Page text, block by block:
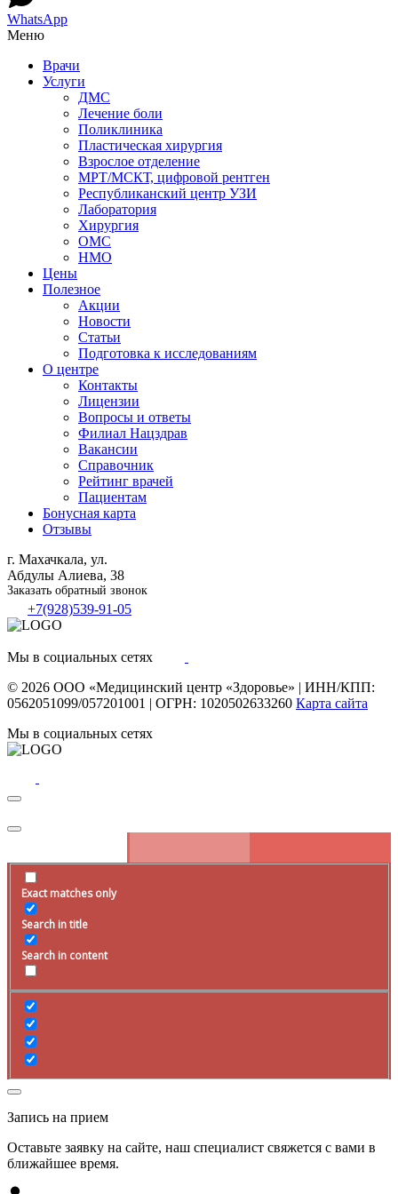
WhatsApp
Меню
Врачи
Услуги
ДМС
Лечение боли
Поликлиника
Пластическая хирургия
Взрослое отделение
МРТ/МСКТ, цифровой рентген
Республиканский центр УЗИ
Лаборатория
Хирургия
ОМС
НМО
Цены
Полезное
Акции
Новости
Статьи
Подготовка к исследованиям
О центре
Контакты
Лицензии
Вопросы и ответы
Филиал Нацздрав
Вакансии
Справочник
Рейтинг врачей
Пациентам
Бонусная карта
Отзывы
г. Махачкала, ул.
Абдулы Алиева, 38
Заказать обратный звонок
+7(928)539-91-05
Мы в социальных сетях
© 2026 ООО «Медицинский центр «Здоровье» | ИНН/КПП:
0562051099/057201001 | ОГРН: 1020502633260 Карта сайта
Мы в социальных сетях
Exact matches only
Search in title
Search in content
Запись на прием
Оставьте заявку на сайте, наш специалист свяжется с вами в
ближайшее время.